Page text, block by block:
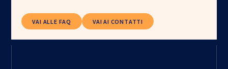
VAI ALLE FAQ VAI AI CONTATTI